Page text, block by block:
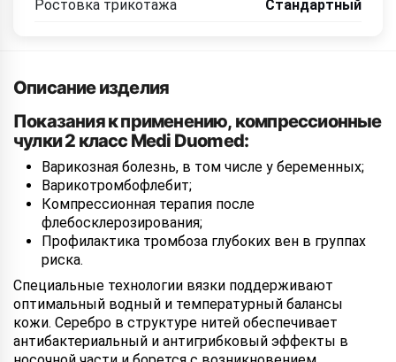
Ростовка трикотажа Стандартный
Описание изделия
Показания к применению, компрессионные
чулки 2 класс Medi Duomed:
Варикозная болезнь, в том числе у беременных;
Варикотромбофлебит;
Компрессионная терапия после
флебосклерозирования;
Профилактика тромбоза глубоких вен в группах
риска.
Специальные технологии вязки поддерживают
оптимальный водный и температурный балансы
кожи. Серебро в структуре нитей обеспечивает
антибактериальный и антигрибковый эффекты в